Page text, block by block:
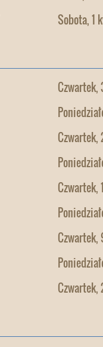
Sobota, 1
Czwartek,
Czwartek,
Czwartek,
Czwartek,
Czwartek,